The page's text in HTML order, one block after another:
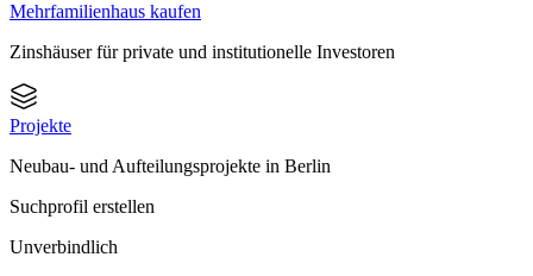
Mehrfamilienhaus kaufen
Zinshäuser für private und institutionelle Investoren
Projekte
Neubau- und Aufteilungsprojekte in Berlin
Suchprofil erstellen
Unverbindlich